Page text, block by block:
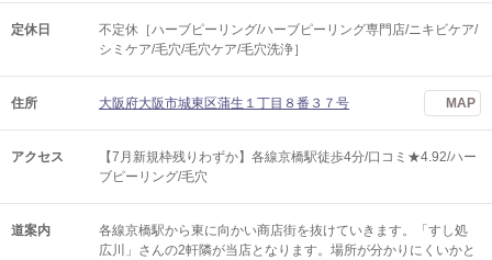
定休日
不定休［ハーブピーリング/ハーブピーリング専門店/ニキビケア/
シミケア/毛穴/毛穴ケア/毛穴洗浄］
住所 大阪府大阪市城東区蒲生１丁目８番３７号 MAP
アクセス
【7月新規枠残りわずか】各線京橋駅徒歩4分/口コミ★4.92/ハー
ブピーリング/毛穴
道案内
各線京橋駅から東に向かい商店街を抜けていきます。「すし処
広川」さんの2軒隣が当店となります。場所が分かりにくいかと